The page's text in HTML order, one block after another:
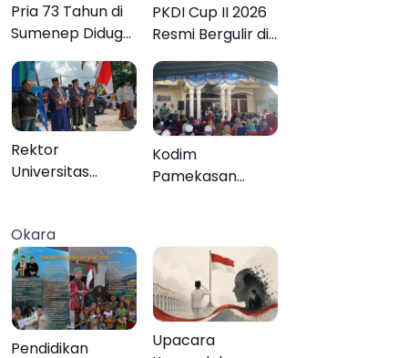
Pria 73 Tahun di
Sumenep Diduga
Sendiri
PKDI Cup II 2026
Resmi Bergulir di
Desa se-Madura
Rebut Tiket ke
Tingkat Nasional
Rektor
Universitas
KKN Internasional
ke Tanah Suci
dan Jeddah
Kodim
Pamekasan
Gratis, 160 Warga
Kembali Melihat
Lebih Jelas
Okara
Pendidikan
Upacara